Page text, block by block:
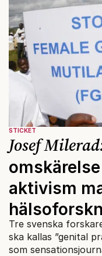
STICKET
Josef
aktivism
Tre svenska
ska kallas ”genital
som